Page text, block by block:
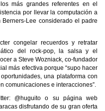
más grandes referentes en el
por llevar la computación a
Lee considerado el padre
congelar recuerdos y retratar
del rock-pop, la salsa y el
a Steve Wozniack, co-fundador
más efectiva porque “supo hacer
una plataforma con
comunicaciones e interacciones”.
@huguito o su página web
disfrutando de su gran oferta